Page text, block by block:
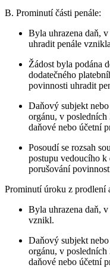
B. Prominutí části penále:
Byla uhrazena daň,
uhradit penále
Žádost byla podána
dodatečného
povinnosti uhradit
Daňový subjekt
orgánu, v posledních
daňové nebo účetní
Posoudí se rozsah
postupu vedoucího k
porušování
Prominutí úroku z prodlení
Byla uhrazena daň,
vznikl.
Daňový subjekt
orgánu, v posledních
daňové nebo účetní